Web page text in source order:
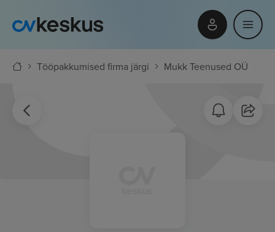
Tööpakkumised firma järgi Mukk Teenused OÜ